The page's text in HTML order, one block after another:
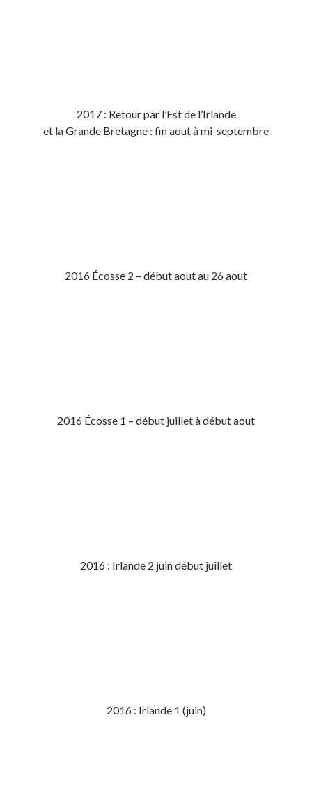
2017 : Retour par l’Est de l’Irlande
et la Grande Bretagne : fin aout à mi-septembre
2016 Écosse 2 – début aout au 26 aout
2016 Écosse 1 – début juillet à début aout
2016 : Irlande 2 juin début juillet
2016 : Irlande 1 (juin)